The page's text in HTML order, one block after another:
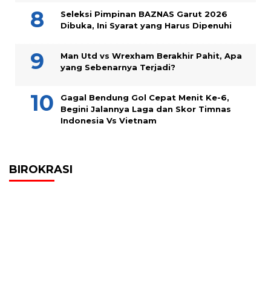
Seleksi Pimpinan BAZNAS Garut 2026
Dibuka, Ini Syarat yang Harus Dipenuhi
Man Utd vs Wrexham Berakhir Pahit, Apa
yang Sebenarnya Terjadi?
Gagal Bendung Gol Cepat Menit Ke-6,
Begini Jalannya Laga dan Skor Timnas
Indonesia Vs Vietnam
BIROKRASI